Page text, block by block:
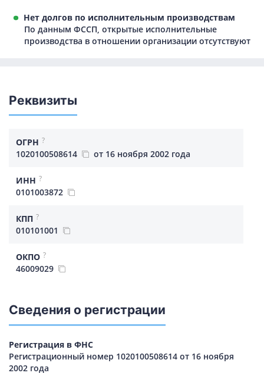
Нет долгов по исполнительным производствам
По данным ФССП, открытые исполнительные
производства в отношении организации отсутствуют
Реквизиты
ОГРН ?
1020100508614 от 16 ноября 2002 года
ИНН ?
0101003872
КПП ?
010101001
ОКПО ?
46009029
Сведения о регистрации
Регистрация в ФНС
Регистрационный номер 1020100508614 от 16 ноября
2002 года